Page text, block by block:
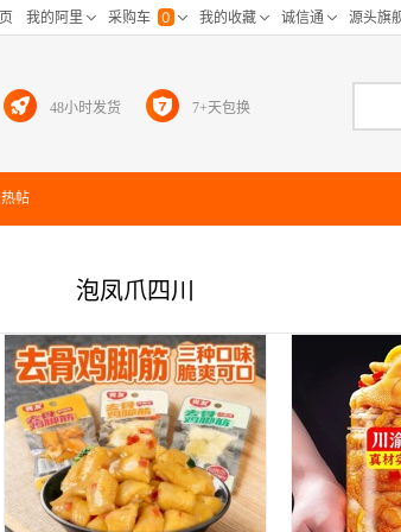
48小时发货 7+天包换
热帖
泡凤爪四川